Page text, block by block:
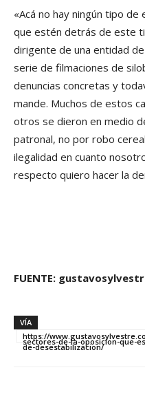
«Acá no hay ningún tipo
que estén detrás de este
dirigente de una entidad
serie de filmaciones de
denuncias concretas y
mande. Muchos de estos
otros se dieron en medio
patronal, no por robo
ilegalidad en cuanto
respecto quiero hacer la
FUENTE:
VÍA
https://
sectores-de-la-oposicion-que-
de-desestabilizacion/